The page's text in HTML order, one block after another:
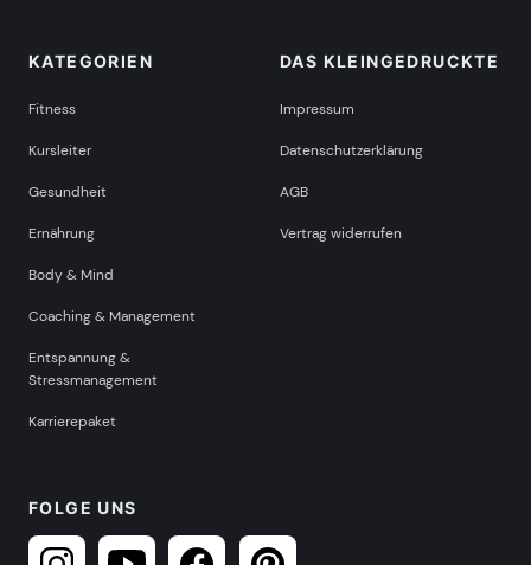
KATEGORIEN
Fitness
Kursleiter
Gesundheit
Ernährung
Body & Mind
Coaching & Management
Entspannung &
Stressmanagement
Karrierepaket
DAS KLEINGEDRUCKTE
Impressum
Datenschutzerklärung
AGB
Vertrag widerrufen
FOLGE UNS